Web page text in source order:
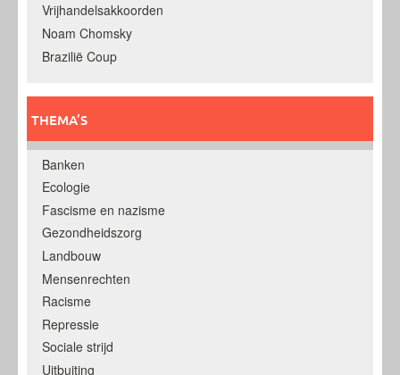
Vrijhandelsakkoorden
Noam Chomsky
Brazilië Coup
THEMA’S
Banken
Ecologie
Fascisme en nazisme
Gezondheidszorg
Landbouw
Mensenrechten
Racisme
Repressie
Sociale strijd
Uitbuiting